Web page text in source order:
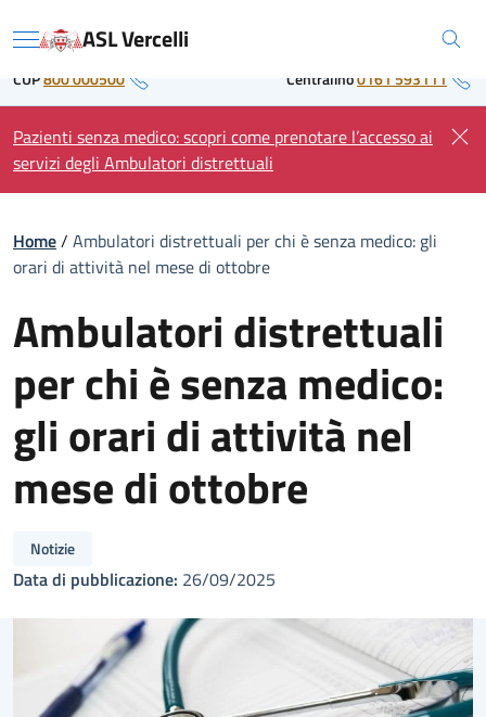
to Regione Piemonte
Menu ASL Vercelli
CUP800 000500 Centralino0161 593111
Pazienti senza medico: scopri come prenotare l’accesso ai
servizi degli Ambulatori distrettuali
Home/ Ambulatori distrettuali per chi è senza medico: gli
orari di attività nel mese di ottobre
Ambulatori distrettuali
per chi è senza medico:
gli orari di attività nel
mese di ottobre
Notizie
Data di pubblicazione: 26/09/2025